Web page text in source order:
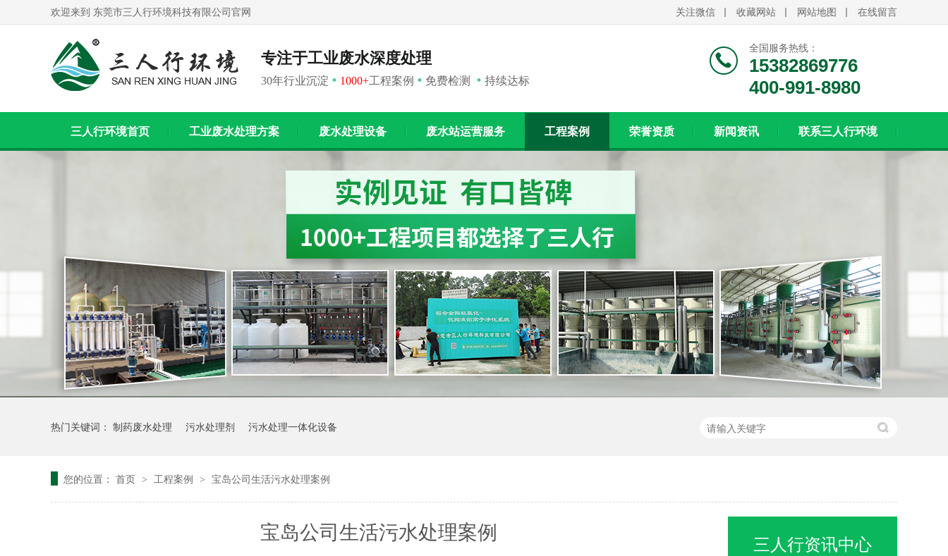
关注微信 收藏网站 网站地图 在线留言
欢迎来到 东莞市三人行环境科技有限公司官网
专注于工业废水深度处理
30年行业沉淀 * 1000+工程案例 * 免费检测 * 持续达标
全国服务热线：
15382869776
400-991-8980
三人行环境首页 工业废水处理方案 废水处理设备 废水站运营服务 工程案例 荣誉资质 新闻资讯 联系三人行环境
热门关键词： 制药废水处理 污水处理剂 污水处理一体化设备
您的位置： 首页 > 工程案例 > 宝岛公司生活污水处理案例
宝岛公司生活污水处理案例 三人行资讯中心